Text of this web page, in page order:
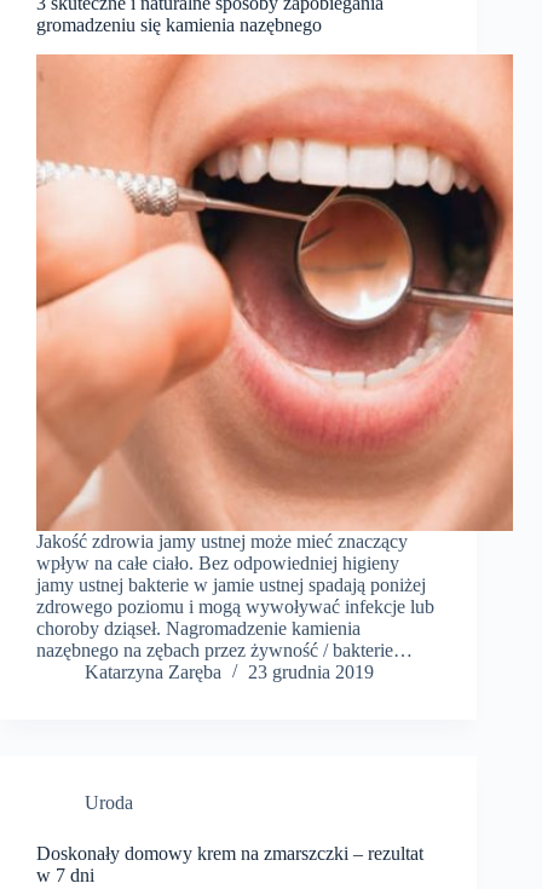
gromadzeniu się kamienia nazębnego
Jakość zdrowia jamy ustnej może mieć znaczący
wpływ na całe ciało. Bez odpowiedniej higieny
jamy ustnej bakterie w jamie ustnej spadają poniżej
zdrowego poziomu i mogą wywoływać infekcje lub
choroby dziąseł. Nagromadzenie kamienia
nazębnego na zębach przez żywność / bakterie…
Katarzyna Zaręba
23 grudnia 2019
Uroda
Doskonały domowy krem na zmarszczki – rezultat
w 7 dni